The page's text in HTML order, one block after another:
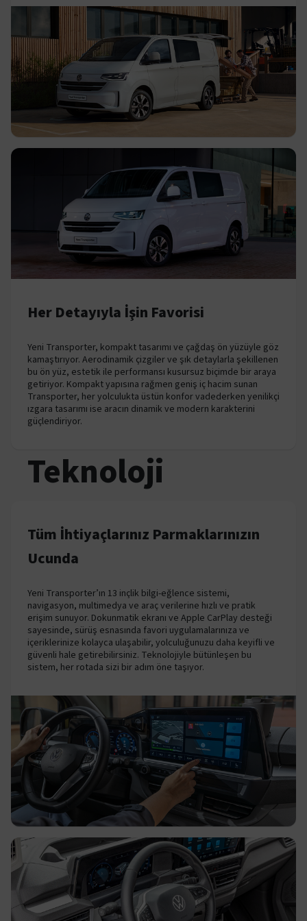
Her Detayıyla İşin Favorisi
Yeni Transporter, kompakt tasarımı ve çağdaş ön yüzüyle göz
kamaştırıyor. Aerodinamik çizgiler ve şık detaylarla şekillenen
bu ön yüz, estetik ile performansı kusursuz biçimde bir araya
getiriyor. Kompakt yapısına rağmen geniş iç hacim sunan
Transporter, her yolculukta üstün konfor vadederken yenilikçi
ızgara tasarımı ise aracın dinamik ve modern karakterini
güçlendiriyor.
Teknoloji
Tüm İhtiyaçlarınız Parmaklarınızın
Ucunda
Yeni Transporter’ın 13 inçlik bilgi-eğlence sistemi,
navigasyon, multimedya ve araç verilerine hızlı ve pratik
erişim sunuyor. Dokunmatik ekranı ve Apple CarPlay desteği
sayesinde, sürüş esnasında favori uygulamalarınıza ve
içeriklerinize kolayca ulaşabilir, yolculuğunuzu daha keyifli ve
güvenli hale getirebilirsiniz. Teknolojiyle bütünleşen bu
sistem, her rotada sizi bir adım öne taşıyor.